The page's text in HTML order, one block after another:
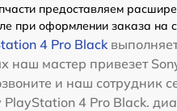
предоставляем
при оформлении заказа на
4 Pro Black
наш мастер привезет
и наш сотрудник
PlayStation 4 Pro Black.